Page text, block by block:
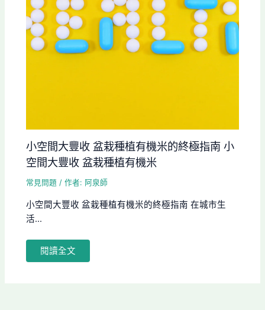
小空間大豐收 盆栽種植有機米的終極指南 小
空間大豐收 盆栽種植有機米
常見問題 / 作者: 阿泉師
小空間大豐收 盆栽種植有機米的終極指南 在城市生
活...
閱讀全文